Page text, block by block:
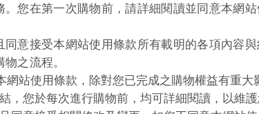
您在第一次購物前，請詳細閱讀並同意本網
意接受本網站使用條款所有載明的各項內容
之流程。
站使用條款，除對您已完成之購物權益有重
，您於每次進行購物前，均可詳細閱讀，以維